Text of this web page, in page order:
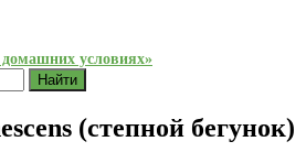
условиях»
Найти
(степной бегунок)